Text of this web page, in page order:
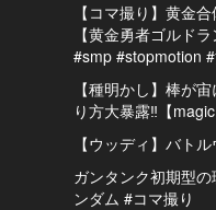
【コマ撮り】黄金
【黄金勇者ゴルド
#smp #stopmotion
【種明かし】棒が
り方大暴露‼️【magic
【ウッディ】バト
ガンタンク初期型
ンダム #コマ撮り